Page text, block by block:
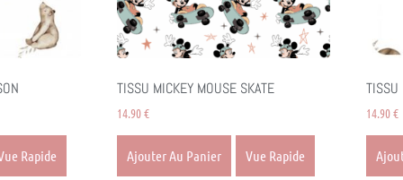
Rapide
TISSU MICKEY MOUSE SKATE
14.90€
Ajouter Au Panier Vue Rapide
TISSU
14.90€